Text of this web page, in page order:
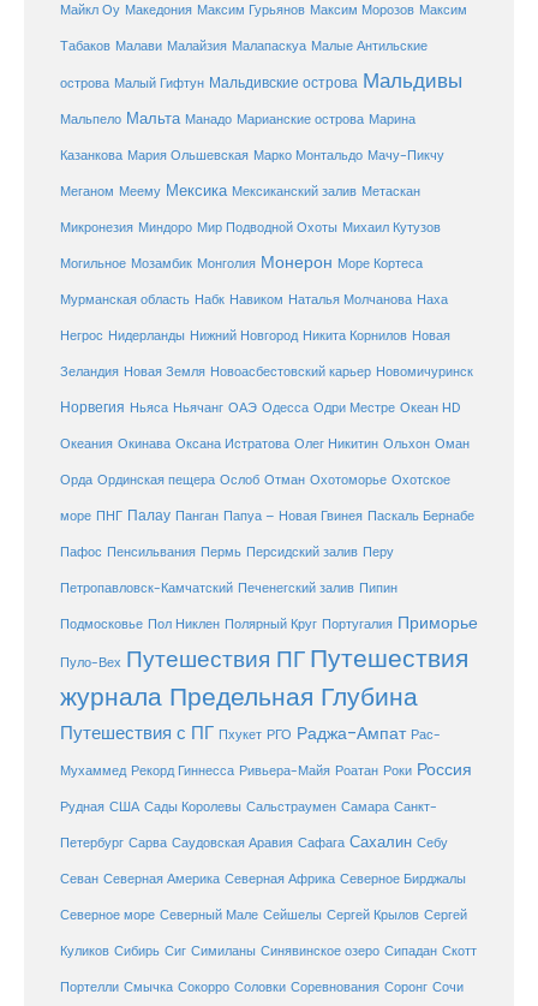
Майкл Оу Македония Максим Гурьянов Максим Морозов Максим
Табаков Малави Малайзия Малапаскуа Малые Антильские
острова Малый Гифтун Мальдивские острова Мальдивы
Мальпело Мальта Манадо Марианские острова Марина
Казанкова Мария Ольшевская Марко Монтальдо Мачу-Пикчу
Меганом Меему Мексика Мексиканский залив Метаскан
Микронезия Миндоро Мир Подводной Охоты Михаил Кутузов
Могильное Мозамбик Монголия Монерон Море Кортеса
Мурманская область Набк Навиком Наталья Молчанова Наха
Негрос Нидерланды Нижний Новгород Никита Корнилов Новая
Зеландия Новая Земля Новоасбестовский карьер Новомичуринск
Норвегия Ньяса Ньячанг ОАЭ Одесса Одри Местре Океан HD
Океания Окинава Оксана Истратова Олег Никитин Ольхон Оман
Орда Ординская пещера Ослоб Отман Охотоморье Охотское
море ПНГ Палау Панган Папуа – Новая Гвинея Паскаль Бернабе
Пафос Пенсильвания Пермь Персидский залив Перу
Петропавловск-Камчатский Печенегский залив Пипин
Подмосковье Пол Никлен Полярный Круг Португалия Приморье
Пуло-Вех Путешествия ПГ Путешествия
журнала Предельная Глубина
Путешествия с ПГ Пхукет РГО Раджа-Ампат Рас-
Мухаммед Рекорд Гиннесса Ривьера-Майя Роатан Роки Россия
Рудная США Сады Королевы Сальстраумен Самара Санкт-
Петербург Сарва Саудовская Аравия Сафага Сахалин Себу
Севан Северная Америка Северная Африка Северное Бирджалы
Северное море Северный Мале Сейшелы Сергей Крылов Сергей
Куликов Сибирь Сиг Симиланы Синявинское озеро Сипадан Скотт
Портелли Смычка Сокорро Соловки Соревнования Соронг Сочи